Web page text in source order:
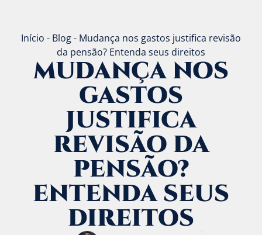
Início - Blog- Mudança nos gastos justifica revisão
da pensão? Entenda seus direitos
MUDANÇA NOS
GASTOS
JUSTIFICA
REVISÃO DA
PENSÃO?
ENTENDA SEUS
DIREITOS